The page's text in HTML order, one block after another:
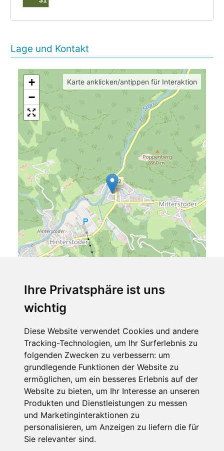
Ihre Privatsphäre ist uns
wichtig
Diese Website verwendet Cookies und andere
Tracking-Technologien, um Ihr Surferlebnis zu
folgenden Zwecken zu verbessern: um
grundlegende Funktionen der Website zu
ermöglichen, um ein besseres Erlebnis auf der
Website zu bieten, um Ihr Interesse an unseren
Produkten und Dienstleistungen zu messen
und Marketinginteraktionen zu
personalisieren, um Anzeigen zu liefern die für
Sie relevanter sind.
Lage und Kontakt
+
−
Karte anklicken/antippen für Interaktion
Urlaubsapartments Pfleger
Mühlboden 14
4573 Hinterstoder
Oberösterreich
Österreich
Telefon
(0043) 699 17124817